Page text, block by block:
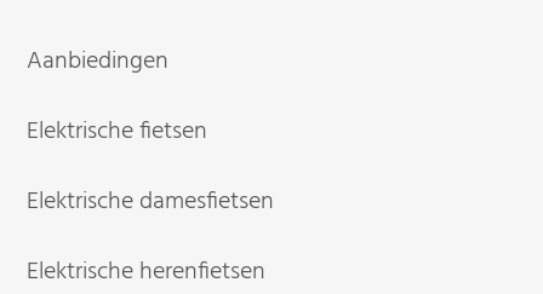
Aanbiedingen
Elektrische fietsen
Elektrische damesfietsen
Elektrische herenfietsen